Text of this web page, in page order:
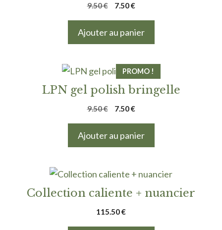
9.50€
Le
7.50€Le
actuel
Ajouter au panier
PROMO !
LPN gel polish bringelle
9.50€
Le
7.50€Le
actuel
Ajouter au panier
Collection caliente + nuancier
115.50€